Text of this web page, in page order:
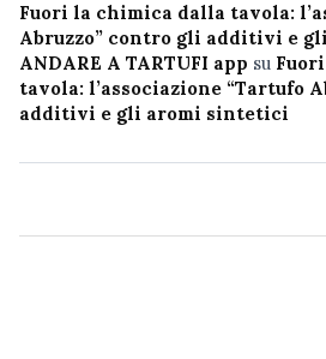
Fuori la chimica dalla tavola:
Abruzzo” contro gli additivi e
ANDARE A TARTUFI app su
tavola: l’associazione “Tartufo
additivi e gli aromi sintetici